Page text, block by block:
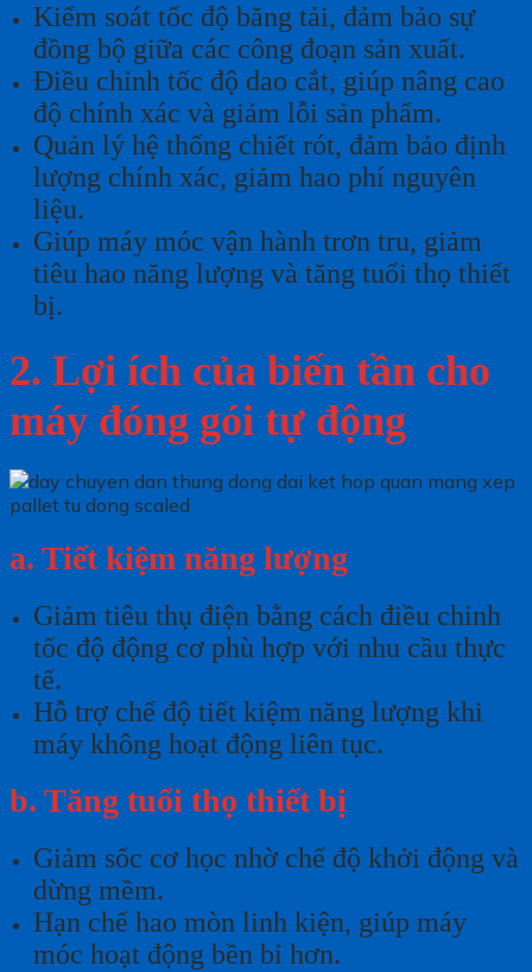
Kiểm soát tốc độ băng tải, đảm bảo sự
đồng bộ giữa các công đoạn sản xuất.
Điều chỉnh tốc độ dao cắt, giúp nâng cao
độ chính xác và giảm lỗi sản phẩm.
Quản lý hệ thống chiết rót, đảm bảo định
lượng chính xác, giảm hao phí nguyên
liệu.
Giúp máy móc vận hành trơn tru, giảm
tiêu hao năng lượng và tăng tuổi thọ thiết
bị.
2. Lợi ích của biến tần cho
máy đóng gói tự động
a. Tiết kiệm năng lượng
Giảm tiêu thụ điện bằng cách điều chỉnh
tốc độ động cơ phù hợp với nhu cầu thực
tế.
Hỗ trợ chế độ tiết kiệm năng lượng khi
máy không hoạt động liên tục.
b. Tăng tuổi thọ thiết bị
Giảm sốc cơ học nhờ chế độ khởi động và
dừng mềm.
Hạn chế hao mòn linh kiện, giúp máy
móc hoạt động bền bỉ hơn.